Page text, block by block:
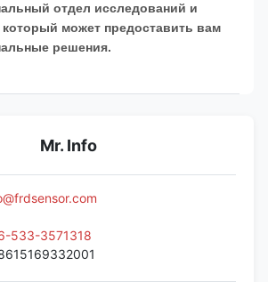
отдел исследований и
который может предоставить вам
решения.
Mr. Info
533-3571318